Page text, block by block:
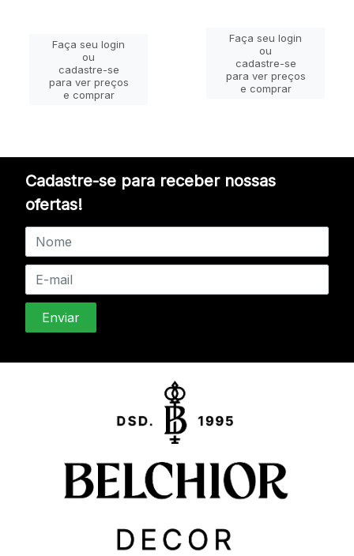
Faça seu login
ou
cadastre-se
para ver preços
e comprar
Faça seu login
ou
cadastre-se
para ver preços
e comprar
Cadastre-se para receber nossas
ofertas!